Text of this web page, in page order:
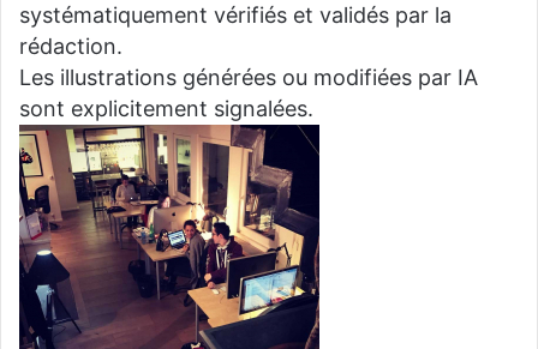
systématiquement vérifiés et validés par la
rédaction.
Les illustrations générées ou modifiées par IA
sont explicitement signalées.